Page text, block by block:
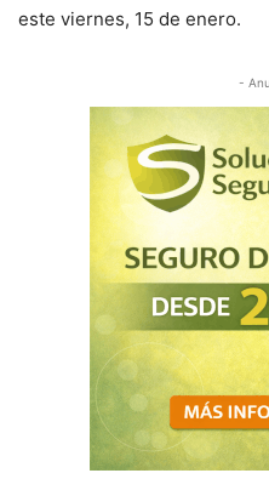
este viernes, 15 de enero.
-